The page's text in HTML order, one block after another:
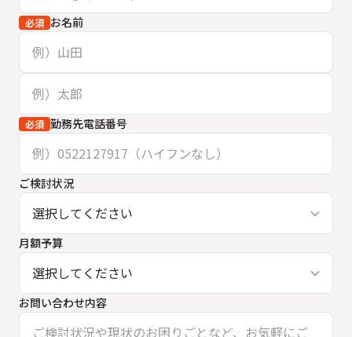
必須 お名前
必須 勤務先電話番号
ご検討状況
月額予算
お問い合わせ内容